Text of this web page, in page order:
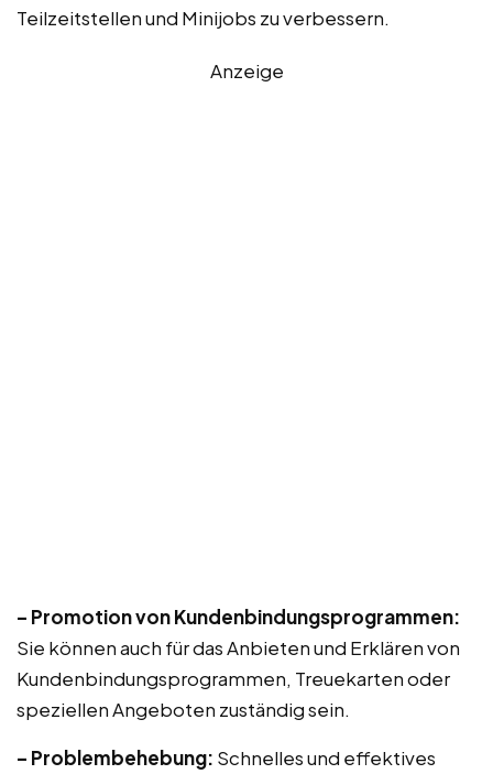
Teilzeitstellen und Minijobs zu verbessern.
Anzeige
– Promotion von Kundenbindungsprogrammen:
Sie können auch für das Anbieten und Erklären von
Kundenbindungsprogrammen, Treuekarten oder
speziellen Angeboten zuständig sein.
– Problembehebung: Schnelles und effektives